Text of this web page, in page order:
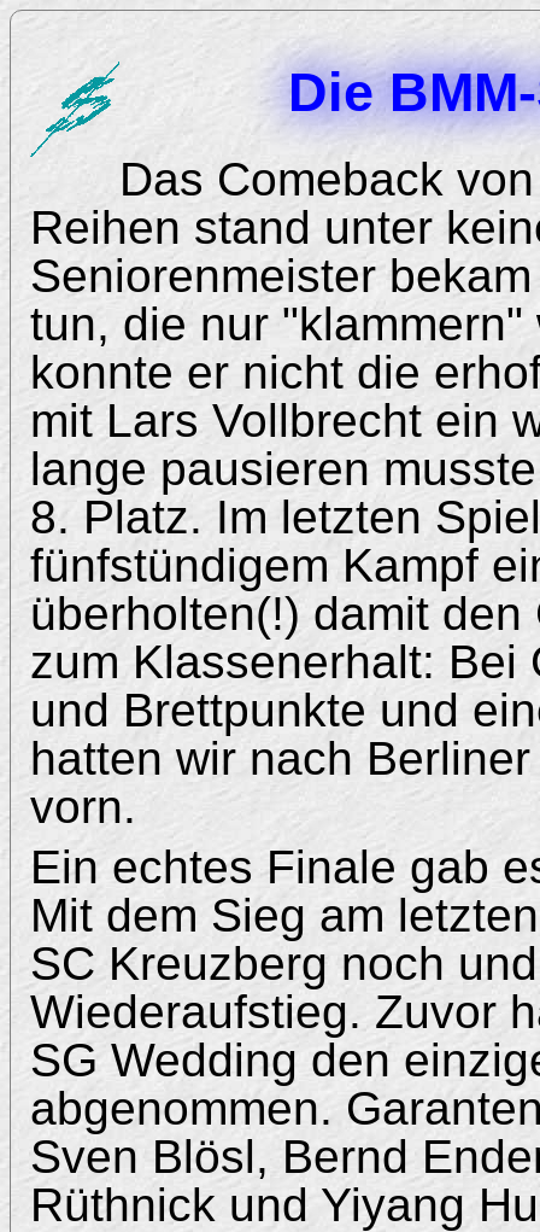
Die
Das Comeback
Reihen stand unter
Seniorenmeister
tun, die nur
konnte er nicht die
mit Lars Vollbrecht ein
lange pausieren
8. Platz. Im letzten
fünfstündigem Kampf
überholten(!) damit
zum Klassenerhalt: Bei
und Brettpunkte und
hatten wir nach
vorn.
Ein echtes Finale gab
Mit dem Sieg am
SC Kreuzberg noch
Wiederaufstieg. Zuvor
SG Wedding den
abgenommen.
Sven Blösl, Bernd
Rüthnick und Yiyang